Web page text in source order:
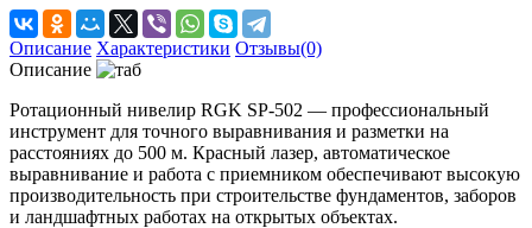
Описание Характеристики Отзывы(0)
Описание
Ротационный нивелир RGK SP-502 — профессиональный
инструмент для точного выравнивания и разметки на
расстояниях до 500 м. Красный лазер, автоматическое
выравнивание и работа с приемником обеспечивают высокую
производительность при строительстве фундаментов, заборов
и ландшафтных работах на открытых объектах.